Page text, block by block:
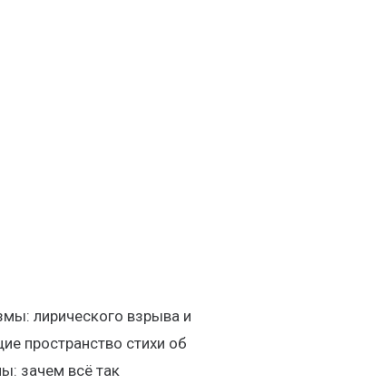
лирического взрыва и
пространство стихи об
зачем всё так